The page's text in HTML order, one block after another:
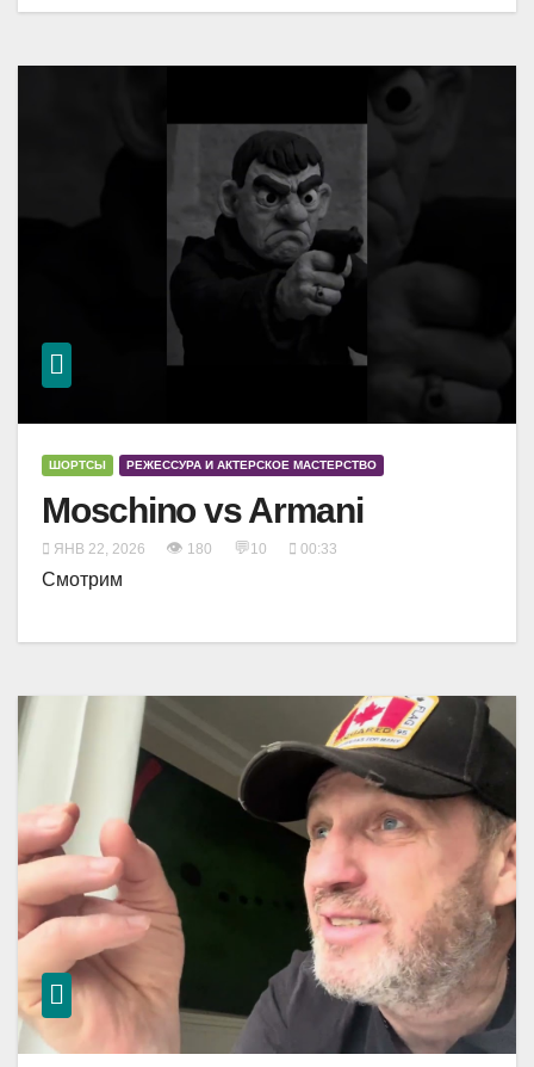
ШОРТСЫ РЕЖЕССУРА И АКТЕРСКОЕ МАСТЕРСТВО
Moschino vs Armani
ЯНВ 22, 2026 👁 180 💬10 00:33
Смотрим